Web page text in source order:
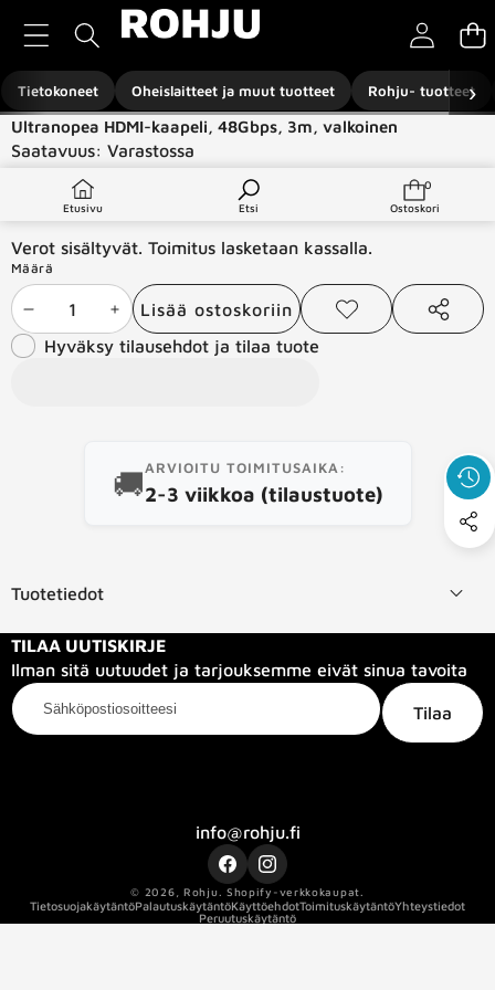
Tietokoneet Oheislaitteet ja muut tuotteet Rohju- tuotteet
›
Etusivu Etsi
0
0
Ostoskori
Ultranopea HDMI-kaapeli, 48Gbps, 3m, valkoinen
Saatavuus: Varastossa
Tuotetyyppi:
Komponentit ja -tarvikkeet
Verot sisältyvät. Toimitus lasketaan kassalla.
Määrä
Vähennä
määrää
Lisää
määrää
Lisää ostoskoriin
Lisää
toivelistaan
Jaa
Hyväksy tilausehdot ja tilaa tuote
🚚ARVIOITU TOIMITUSAIKA:
2-3 viikkoa (tilaustuote)
Tuotetiedot
TILAA UUTISKIRJE
Ilman sitä uutuudet ja tarjouksemme eivät sinua tavoita
Sähköpostiosoitteesi
Tilaa
info@rohju.fi
FacebookInstagram
© 2026, Rohju Shopify-verkkokaupat.
TietosuojakäytäntöPalautuskäytäntöKäyttöehdotToimituskäytäntöYhteystiedot
Peruutuskäytäntö